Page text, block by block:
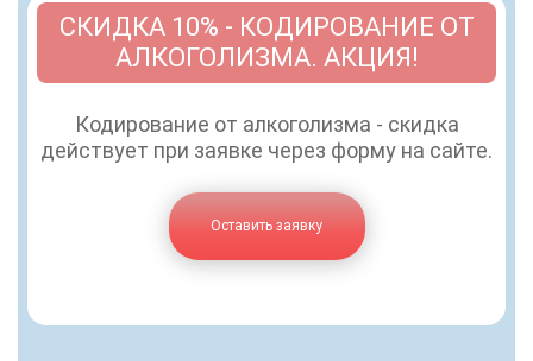
СКИДКА 10% - КОДИРОВАНИЕ ОТ
АЛКОГОЛИЗМА. АКЦИЯ!
Кодирование от алкоголизма - скидка
действует при заявке через форму на сайте.
Оставить заявку